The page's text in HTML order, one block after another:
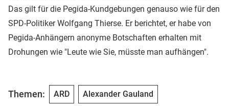
Das gilt für die Pegida-Kundgebungen genauso wie für den
SPD-Politiker Wolfgang Thierse. Er berichtet, er habe von
Pegida-Anhängern anonyme Botschaften erhalten mit
Drohungen wie "Leute wie Sie, müsste man aufhängen".
Themen: ARD Alexander Gauland